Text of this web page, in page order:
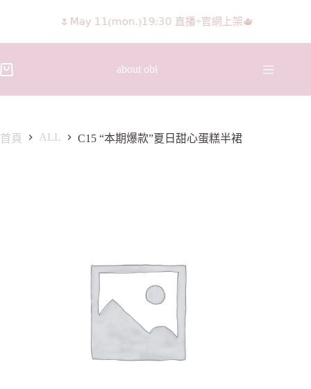
🌷𝖬𝖺𝗒 𝟣𝟣(𝗆𝗈𝗇.)𝟣𝟫:𝟥𝟢 直播+官網上架🫖
about obi
首頁 ALL C15 “本期爆款”夏日甜心蛋糕半裙